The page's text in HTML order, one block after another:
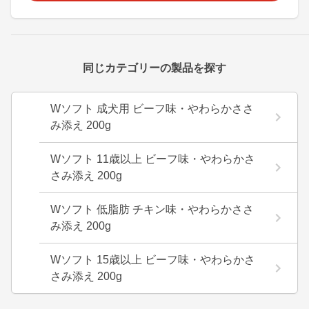
同じカテゴリーの製品を探す
Wソフト 成犬用 ビーフ味・やわらかささ
み添え 200g
Wソフト 11歳以上 ビーフ味・やわらかさ
さみ添え 200g
Wソフト 低脂肪 チキン味・やわらかささ
み添え 200g
Wソフト 15歳以上 ビーフ味・やわらかさ
さみ添え 200g